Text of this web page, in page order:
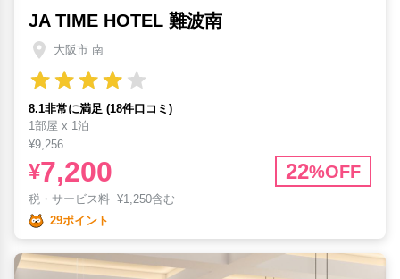
JA TIME HOTEL 難波南
大阪市 南
8.1非常に満足 (18件口コミ)
1部屋 x 1泊
¥9,256
¥7,200 22%OFF
税・サービス料 ¥1,250含む
29ポイント